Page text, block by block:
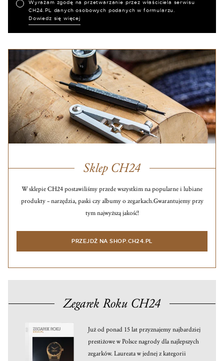
Wyrażam zgodę na przetwarzanie przez właściciela serwisu
CH24.PL danych osobowych podanych w formularzu.
Dowiedz się więcej
Sklep CH24
W sklepie CH24 postawiliśmy przede wszystkim na popularne i lubiane
produkty – narzędzia, paski czy albumy o zegarkach.Gwarantujemy przy
tym najwyższą jakość!
PRZEJDŹ NA SHOP.CH24.PL
Zegarek Roku CH24
Już od ponad 15 lat przyznajemy najbardziej
prestiżowe w Polsce nagrody dla najlepszych
zegarków. Laureata w jednej z kategorii